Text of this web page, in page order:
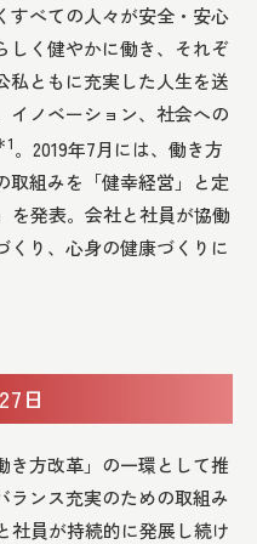
すべての人々が安全・安心
しく健やかに働き、それぞ
私ともに充実した人生を送
イノベーション、社会への
1。2019年7月には、働き方
取組みを「健幸経営」と定
を発表。会社と社員が協働
くり、心身の健康づくりに
日
き方改革」の一環として推
ランス充実のための取組み
社員が持続的に発展し続け